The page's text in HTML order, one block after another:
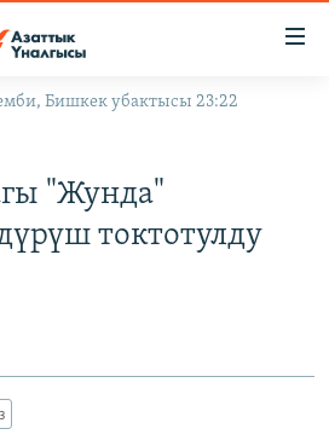
Бишкек убактысы 23:22
"Жунда"
токтотулду